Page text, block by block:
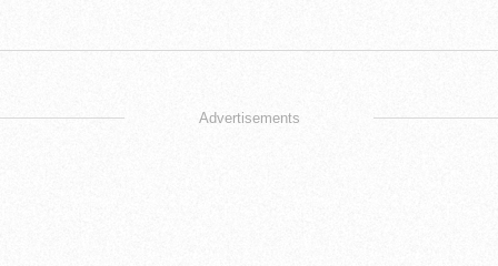
Advertisements